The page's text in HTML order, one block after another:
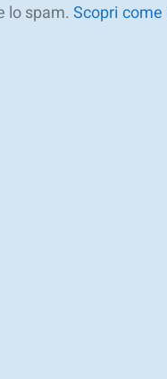
lo spam.Scopri